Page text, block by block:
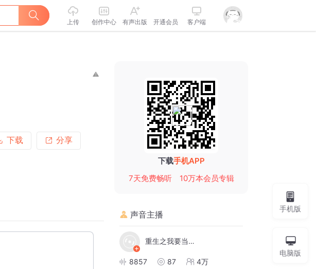
上传 创作中心 有声出版 开通会员 客户端
下载 分享
下载手机APP
7天免费畅听
10万本会员专辑
声音主播
重生之我要当有钱人
8857 87 4万
手机版
电脑版